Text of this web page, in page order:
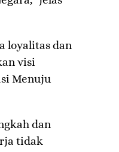
loyalitas dan
visi
Menuju
dan
tidak